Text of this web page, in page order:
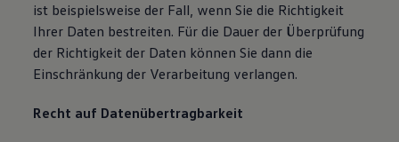
ist beispielsweise der Fall, wenn Sie die Richtigkeit
Ihrer Daten bestreiten. Für die Dauer der Überprüfung
der Richtigkeit der Daten können Sie dann die
Einschränkung der Verarbeitung verlangen.
Recht auf Datenübertragbarkeit